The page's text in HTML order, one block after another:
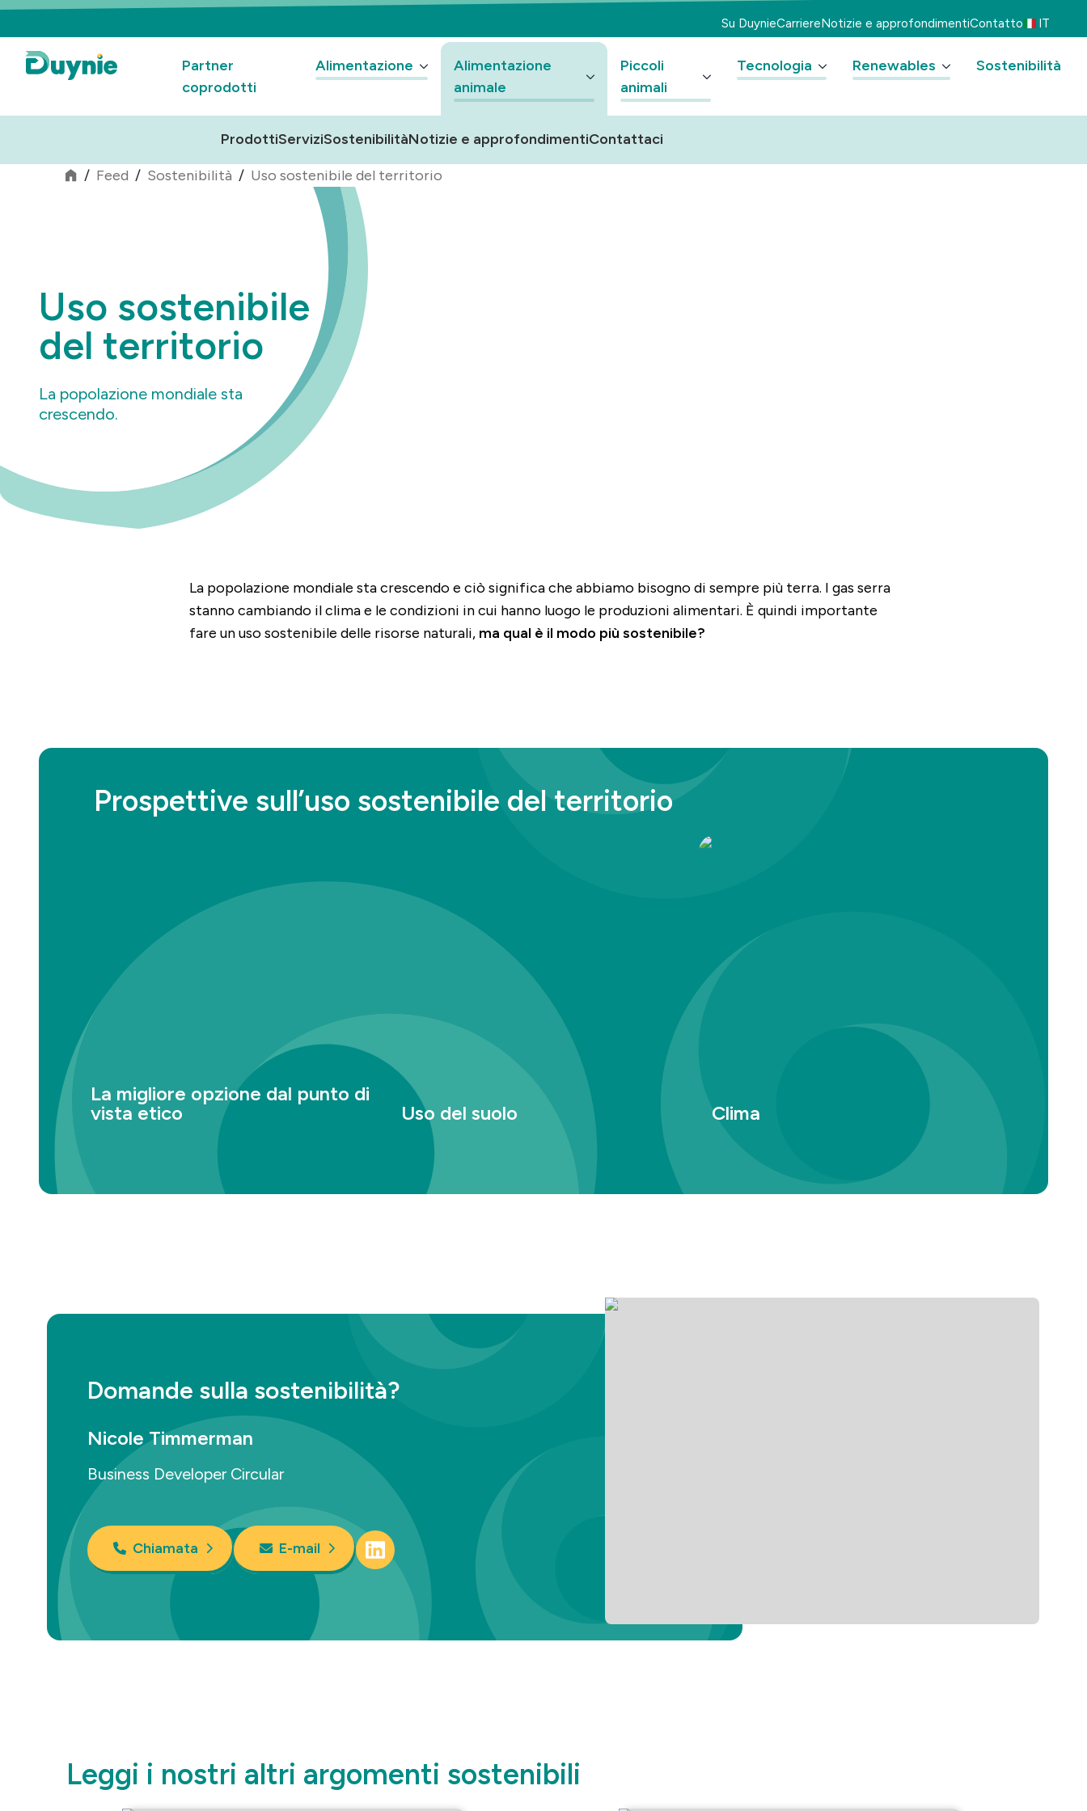
Su DuynieCarriereNotizie e approfondimentiContatto IT
Partner
coprodotti
Alimentazione
Alimentazione
animale
Piccoli
animali
Tecnologia Renewables Sostenibilità
ProdottiServiziSostenibilitàNotizie e approfondimentiContattaci
/ Feed / Sostenibilità / Uso sostenibile del territorio
Uso sostenibile
del territorio
La popolazione mondiale sta
crescendo.
La popolazione mondiale sta crescendo e ciò significa che abbiamo bisogno di sempre più terra. I gas serra
stanno cambiando il clima e le condizioni in cui hanno luogo le produzioni alimentari. È quindi importante
fare un uso sostenibile delle risorse naturali, ma qual è il modo più sostenibile?
Prospettive sull’uso sostenibile del territorio
La migliore opzione dal punto di
vista etico
Uso del suolo
I coprodotti non competono per i terreni agricoli
con il cibo umano.
Clima
L’utilizzo di coprodotti come mangime riduce
l’impronta di carbonio.
Domande sulla sostenibilità?
Nicole Timmerman
Business Developer Circular
Chiamata E-mail
Leggi i nostri altri argomenti sostenibili